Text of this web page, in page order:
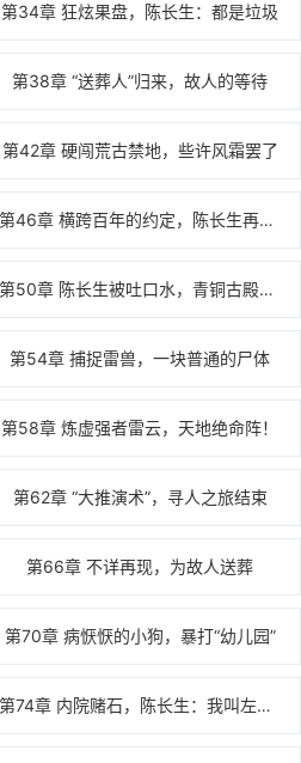
第34章 狂炫果盘，陈长生：都是垃圾
第38章 “送葬人”归来，故人的等待
第42章 硬闯荒古禁地，些许风霜罢了
第46章 横跨百年的约定，陈长生再次沉睡
第50章 陈长生被吐口水，青铜古殿的下落
第54章 捕捉雷兽，一块普通的尸体
第58章 炼虚强者雷云，天地绝命阵！
第62章 “大推演术”，寻人之旅结束
第66章 不详再现，为故人送葬
第70章 病恹恹的小狗，暴打“幼儿园”
第74章 内院赌石，陈长生：我叫左星河